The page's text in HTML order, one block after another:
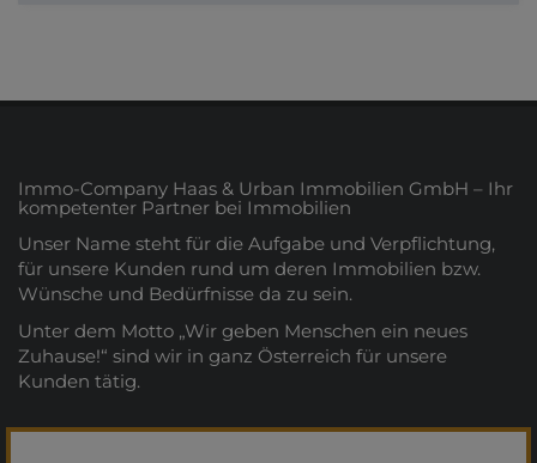
Immo-Company Haas & Urban Immobilien GmbH – Ihr
kompetenter Partner bei Immobilien
Unser Name steht für die Aufgabe und Verpflichtung,
für unsere Kunden rund um deren Immobilien bzw.
Wünsche und Bedürfnisse da zu sein.
Unter dem Motto „Wir geben Menschen ein neues
Zuhause!“ sind wir in ganz Österreich für unsere
Kunden tätig.